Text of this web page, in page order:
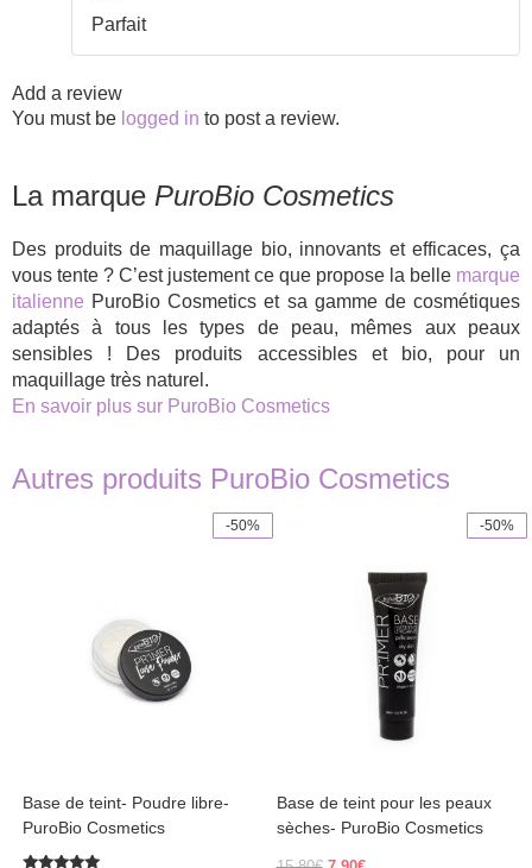
Parfait
Add a review
You must be logged in to post a review.
La marque PuroBio Cosmetics
Des produits de maquillage bio, innovants et efficaces, ça
vous tente ? C’est justement ce que propose la belle marque
italienne PuroBio Cosmetics et sa gamme de cosmétiques
adaptés à tous les types de peau, mêmes aux peaux
sensibles ! Des produits accessibles et bio, pour un
maquillage très naturel.
En savoir plus sur PuroBio Cosmetics
Autres produits PuroBio Cosmetics
-50%
Base de teint- Poudre libre-
PuroBio Cosmetics
-50%
Base de teint pour les peaux
sèches- PuroBio Cosmetics